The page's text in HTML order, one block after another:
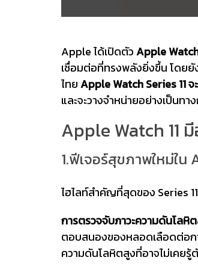
Apple ได้เปิดตัวApple
เชื่อมต่อที่ทรงพลังยิ่งขึ้น โดยยั
ไทยApple Watch Series 11
และจะวางจำหน่ายอย่างเป็นท
Apple Watch 11 มี
1.ฟีเจอร์สุขภาพใหม่ใน
ไฮไลท์สำคัญที่สุดของ Series
การตรวจจับภาวะความดันโล
ตอบสนองของหลอดเลือดต่อก
ความดันโลหิตสูงที่อาจไม่เคย